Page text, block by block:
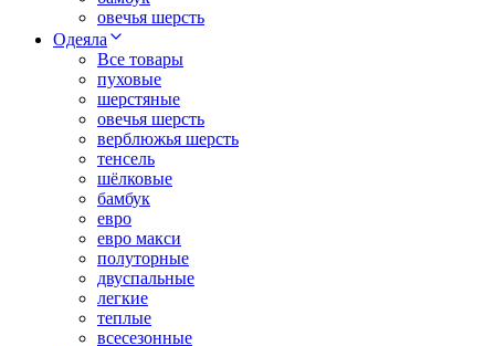
овечья шерсть
Одеяла
Все товары
пуховые
шерстяные
овечья шерсть
верблюжья шерсть
тенсель
шёлковые
бамбук
евро
евро макси
полуторные
двуспальные
легкие
теплые
всесезонные